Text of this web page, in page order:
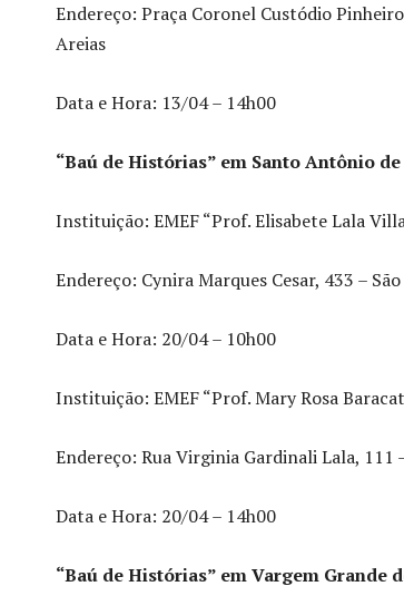
Endereço: Praça Coronel Custódio
Areias
Data e Hora: 13/04 – 14h00
“Baú de Histórias” em Santo Antônio de
Instituição: EMEF “Prof. Elisabete Lala
Endereço: Cynira Marques Cesar, 433 –
Data e Hora: 20/04 – 10h00
Instituição: EMEF “Prof. Mary Rosa
Endereço: Rua Virginia Gardinali Lala, 111
Data e Hora: 20/04 – 14h00
“Baú de Histórias” em Vargem Grande